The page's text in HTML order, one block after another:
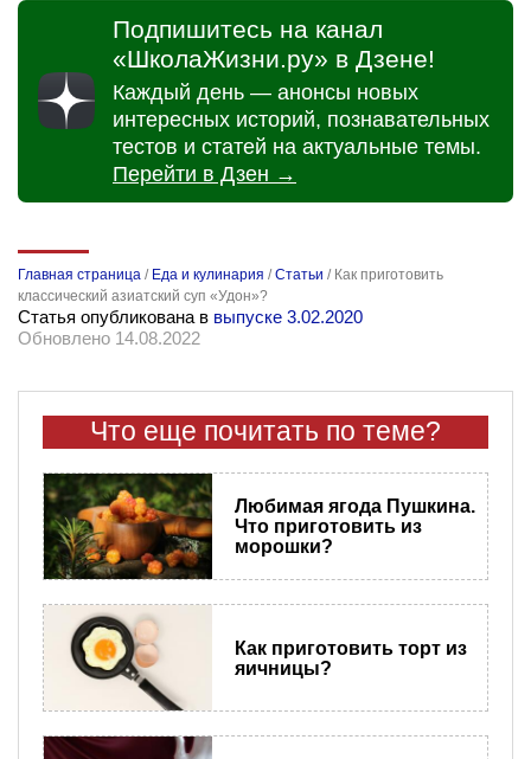
Подпишитесь на канал
«ШколаЖизни.ру» в Дзене!
Каждый день — анонсы новых
интересных историй, познавательных
тестов и статей на актуальные темы.
Перейти в Дзен →
Главная страница / Еда и кулинария /Статьи / Как приготовить
классический азиатский суп «Удон»?
Статья опубликована в выпуске 3.02.2020
Обновлено 14.08.2022
Что еще почитать по теме?
Любимая ягода Пушкина.
Что приготовить из
морошки?
Как приготовить торт из
яичницы?